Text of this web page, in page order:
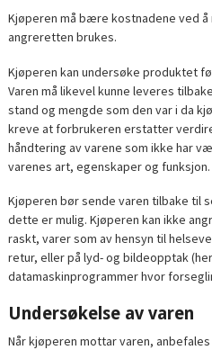
Kjøperen må bære kostnadene ved
angreretten brukes.
Kjøperen kan undersøke produktet
Varen må likevel kunne leveres
stand og mengde som den var i da
kreve at forbrukeren erstatter
håndtering av varene som ikke har
varenes art, egenskaper og funksjon.
Kjøperen bør sende varen tilbake til
dette er mulig. Kjøperen kan ikke
raskt, varer som av hensyn til
retur, eller på lyd- og bildeopptak
datamaskinprogrammer hvor
Undersøkelse av varen
Når kjøperen mottar varen,